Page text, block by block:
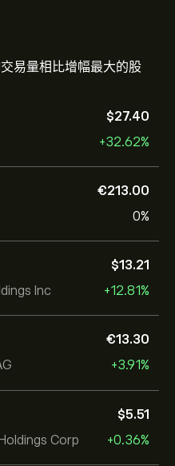
易量相比增幅最大的股
‎$‎27.40
+32.62%
‎€‎213.00
0%
Inc
‎$‎13.21
+12.81%
‎€‎13.30
+3.91%
Corp
‎$‎5.51
+0.36%